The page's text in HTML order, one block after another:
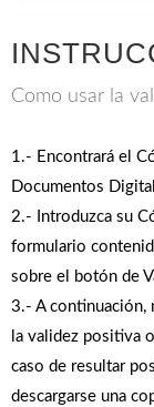
Como usar la
1.- Encontrará el
Documentos
2.- Introduzca su
formulario
sobre el botón de
3.- A continuación,
la validez positiva
caso de resultar
descargarse una